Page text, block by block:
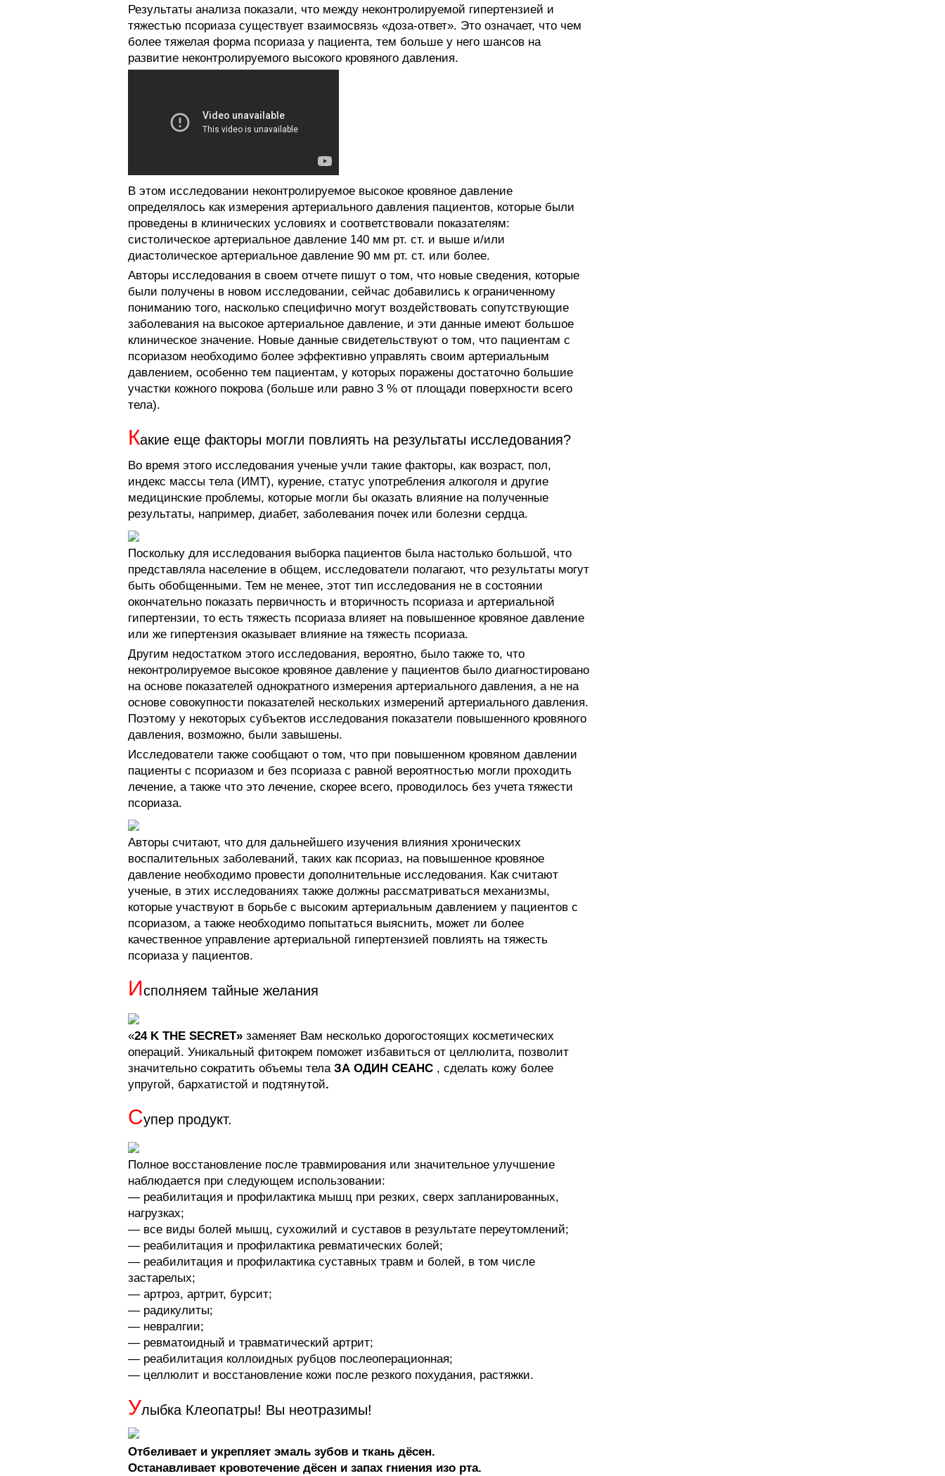
Результаты анализа показали, что между неконтролируемой гипертензией и
тяжестью псориаза существует взаимосвязь «доза-ответ». Это означает, что чем
более тяжелая форма псориаза у пациента, тем больше у него шансов на
развитие неконтролируемого высокого кровяного давления.
В этом исследовании неконтролируемое высокое кровяное давление
определялось как измерения артериального давления пациентов, которые были
проведены в клинических условиях и соответствовали показателям:
систолическое артериальное давление 140 мм рт. ст. и выше и/или
диастолическое артериальное давление 90 мм рт. ст. или более.
Авторы исследования в своем отчете пишут о том, что новые сведения, которые
были получены в новом исследовании, сейчас добавились к ограниченному
пониманию того, насколько специфично могут воздействовать сопутствующие
заболевания на высокое артериальное давление, и эти данные имеют большое
клиническое значение. Новые данные свидетельствуют о том, что пациентам с
псориазом необходимо более эффективно управлять своим артериальным
давлением, особенно тем пациентам, у которых поражены достаточно большие
участки кожного покрова (больше или равно 3 % от площади поверхности всего
тела).
Какие еще факторы могли повлиять на результаты исследования?
Во время этого исследования ученые учли такие факторы, как возраст, пол,
индекс массы тела (ИМТ), курение, статус употребления алкоголя и другие
медицинские проблемы, которые могли бы оказать влияние на полученные
результаты, например, диабет, заболевания почек или болезни сердца.
Поскольку для исследования выборка пациентов была настолько большой, что
представляла население в общем, исследователи полагают, что результаты могут
быть обобщенными. Тем не менее, этот тип исследования не в состоянии
окончательно показать первичность и вторичность псориаза и артериальной
гипертензии, то есть тяжесть псориаза влияет на повышенное кровяное давление
или же гипертензия оказывает влияние на тяжесть псориаза.
Другим недостатком этого исследования, вероятно, было также то, что
неконтролируемое высокое кровяное давление у пациентов было диагностировано
на основе показателей однократного измерения артериального давления, а не на
основе совокупности показателей нескольких измерений артериального давления.
Поэтому у некоторых субъектов исследования показатели повышенного кровяного
давления, возможно, были завышены.
Исследователи также сообщают о том, что при повышенном кровяном давлении
пациенты с псориазом и без псориаза с равной вероятностью могли проходить
лечение, а также что это лечение, скорее всего, проводилось без учета тяжести
псориаза.
Авторы считают, что для дальнейшего изучения влияния хронических
воспалительных заболеваний, таких как псориаз, на повышенное кровяное
давление необходимо провести дополнительные исследования. Как считают
ученые, в этих исследованиях также должны рассматриваться механизмы,
которые участвуют в борьбе с высоким артериальным давлением у пациентов с
псориазом, а также необходимо попытаться выяснить, может ли более
качественное управление артериальной гипертензией повлиять на тяжесть
псориаза у пациентов.
Исполняем тайные желания
«24 K THE SECRET» заменяет Вам несколько дорогостоящих косметических
операций. Уникальный фитокрем поможет избавиться от целлюлита, позволит
значительно сократить объемы тела ЗА ОДИН СЕАНС , сделать кожу более
упругой, бархатистой и подтянутой.
Супер продукт.
Полное восстановление после травмирования или значительное улучшение
наблюдается при следующем использовании:
— реабилитация и профилактика мышц при резких, сверх запланированных,
нагрузках;
— все виды болей мышц, сухожилий и суставов в результате переутомлений;
— реабилитация и профилактика ревматических болей;
— реабилитация и профилактика суставных травм и болей, в том числе
застарелых;
— артроз, артрит, бурсит;
— радикулиты;
— невралгии;
— ревматоидный и травматический артрит;
— реабилитация коллоидных рубцов послеоперационная;
— целлюлит и восстановление кожи после резкого похудания, растяжки.
Улыбка Клеопатры! Вы неотразимы!
Отбеливает и укрепляет эмаль зубов и ткань дёсен.
Останавливает кровотечение дёсен и запах гниения изо рта.